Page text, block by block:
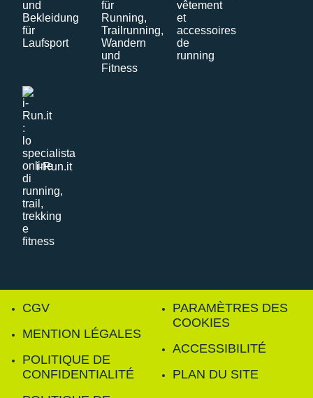
i-Run.it
CGV
MENTION LÉGALES
POLITIQUE DE
CONFIDENTIALITÉ
PARAMÈTRES DES
COOKIES
ACCESSIBILITÉ
PLAN DU SITE